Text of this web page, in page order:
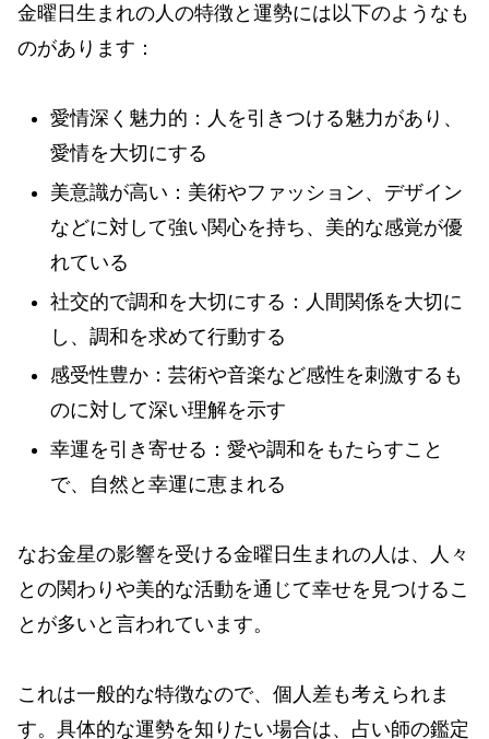
金曜日生まれの人の特徴と運勢には以下のようなも
のがあります：
愛情深く魅力的：人を引きつける魅力があり、
愛情を大切にする
美意識が高い：美術やファッション、デザイン
などに対して強い関心を持ち、美的な感覚が優
れている
社交的で調和を大切にする：人間関係を大切に
し、調和を求めて行動する
感受性豊か：芸術や音楽など感性を刺激するも
のに対して深い理解を示す
幸運を引き寄せる：愛や調和をもたらすこと
で、自然と幸運に恵まれる
なお金星の影響を受ける金曜日生まれの人は、人々
との関わりや美的な活動を通じて幸せを見つけるこ
とが多いと言われています。
これは一般的な特徴なので、個人差も考えられま
す。具体的な運勢を知りたい場合は、占い師の鑑定